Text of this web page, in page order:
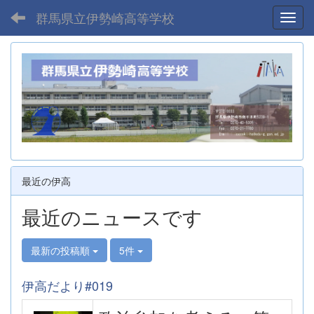
群馬県立伊勢崎高等学校
最近の伊高
最近のニュースです
最新の投稿順 5件
伊高だより#019